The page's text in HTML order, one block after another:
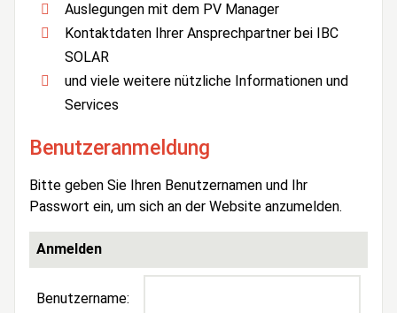
Auslegungen mit dem PV Manager
Kontaktdaten Ihrer Ansprechpartner bei IBC
SOLAR
und viele weitere nützliche Informationen und
Services
Benutzeranmeldung
Bitte geben Sie Ihren Benutzernamen und Ihr
Passwort ein, um sich an der Website anzumelden.
Anmelden
Benutzername: